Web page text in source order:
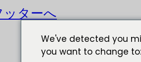
ッターへ
We've detected you
you want to change to: